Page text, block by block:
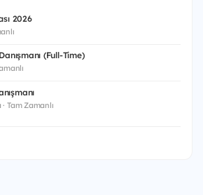
2026
(Full-Time)
Tam Zamanlı